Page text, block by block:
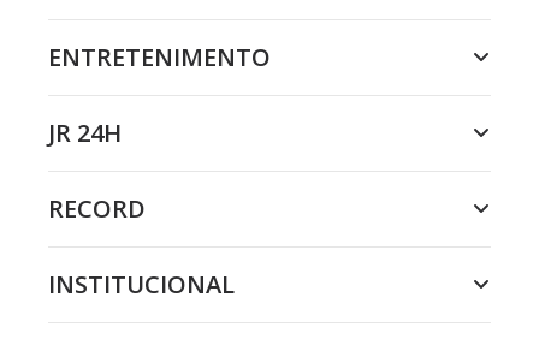
ENTRETENIMENTO
JR 24H
RECORD
INSTITUCIONAL